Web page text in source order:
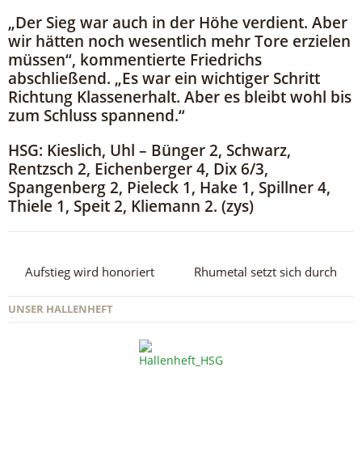
„Der Sieg war auch in der Höhe verdient. Aber
wir hätten noch wesentlich mehr Tore erzielen
müssen“, kommentierte Friedrichs
abschließend. „Es war ein wichtiger Schritt
Richtung Klassenerhalt. Aber es bleibt wohl bis
zum Schluss spannend.“
HSG: Kieslich, Uhl – Bünger 2, Schwarz,
Rentzsch 2, Eichenberger 4, Dix 6/3,
Spangenberg 2, Pieleck 1, Hake 1, Spillner 4,
Thiele 1, Speit 2, Kliemann 2. (zys)
Aufstieg wird honoriert Rhumetal setzt sich durch
UNSER HALLENHEFT